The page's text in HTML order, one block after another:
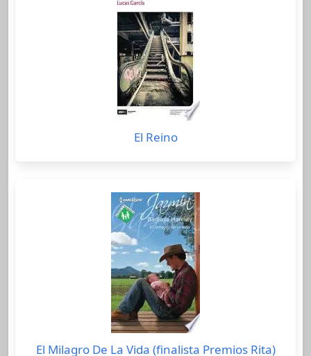
El Reino
El Milagro De La Vida (finalista Premios Rita)